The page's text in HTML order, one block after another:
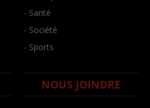
- Santé
- Société
- Sports
NOUS JOINDRE